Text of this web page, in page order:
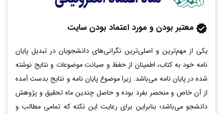
معتبر بودن و مورد اعتماد بودن سایت
یکی از مهم‌ترین و اصلی‌ترین نگرانی‌های دانشجویان در تبدیل پایان
نامه خود به کتاب، اطمینان از حفظ و صیانت موضوعات و نتایج نوشته
شده در پایان نامه می‌باشد. زیرا موضوع پایان نامه و نتایج بدست آمده
از آن خاص و منحصر بفرد بوده و حاصل چندین ماه تحقیق و پژوهش
دانشجو می‌باشد؛ بنابراین برای رعایت این نکته که تمامی مطالب و